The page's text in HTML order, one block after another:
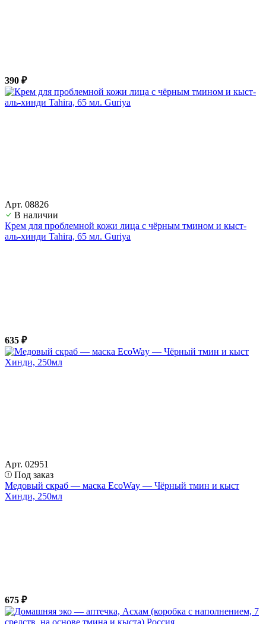
390 ₽
Арт. 08826
В наличии
Крем для проблемной кожи лица с чёрным тмином и кыст-
аль-хинди Tahira, 65 мл. Guriya
635 ₽
Арт. 02951
Под заказ
Медовый скраб — маска EcoWay — Чёрный тмин и кыст
Хинди, 250мл
675 ₽